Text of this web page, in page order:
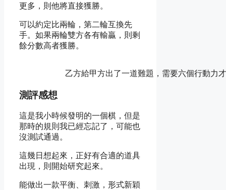
更多，則他將直接獲勝。
可以約定比兩輪，第二輪互換先
手。如果兩輪雙方各有輸贏，則剩
餘分數高者獲勝。
乙方給甲方出了一道難題，需要六個行動力
測評感想
這是我小時候發明的一個棋，但是
那時的規則我已經忘記了，可能也
沒測試通過。
這幾日想起來，正好有合適的道具
出現，則開始研究起來。
能做出一款平衡、刺激，形式新穎